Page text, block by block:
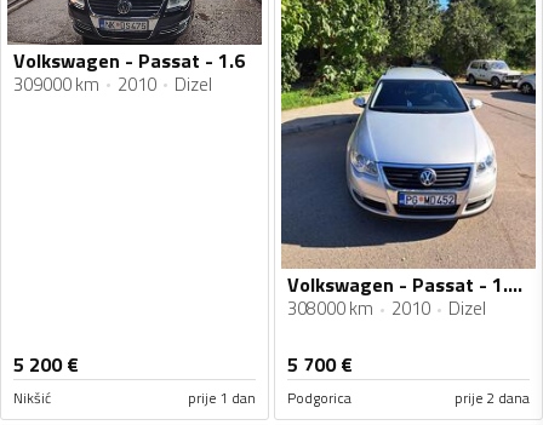
Volkswagen - Passat - 1.6
309000 km 2010 Dizel
5 200€
Nikšić prije 1 dan
Volkswagen - Passat - 1.6 TDI blue line
308000 km 2010 Dizel
5 700€
Podgorica prije 2 dana